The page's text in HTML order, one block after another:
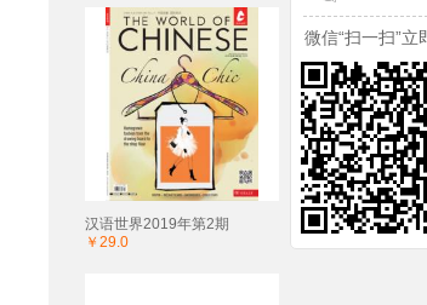
汉语世界2019年第2期
￥29.0
微信“扫一扫”立